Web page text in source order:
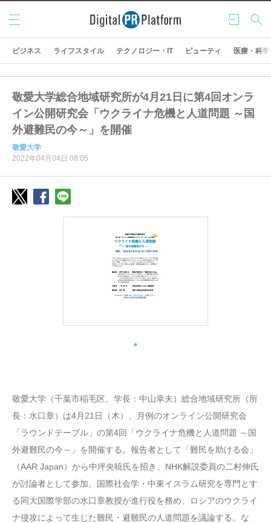
ログ
イン
検索
メニ
ュー
ビジネス ライフスタイル テクノロジー・IT ビューティ 医療・科学
敬愛大学総合地域研究所が4月21日に第4回オンラ
イン公開研究会「ウクライナ危機と人道問題 ～国
外避難民の今～」を開催
敬愛大学
2022年04月04日 08:05
敬愛大学（千葉市稲毛区、学長：中山幸夫）総合地域研究所（所
長：水口章）は4月21日（木）、月例のオンライン公開研究会
「ラウンドテーブル」の第4回「ウクライナ危機と人道問題 ～国
外避難民の今～」を開催する。報告者として「難民を助ける会」
（AAR Japan）から中坪央暁氏を招き、NHK解説委員の二村伸氏
が討論者として参加。国際社会学・中東イスラム研究を専門とす
る同大国際学部の水口章教授が進行役を務め、ロシアのウクライ
ナ侵攻によって生じた難民・避難民の人道問題を議論する。な